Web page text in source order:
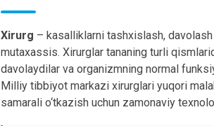
Xirurg – kasalliklarni tashxislash,
mutaxassis. Xirurglar tananing turli
davolaydilar va organizmning normal
Milliy tibbiyot markazi xirurglari yuqori
samarali o‘tkazish uchun zamonaviy